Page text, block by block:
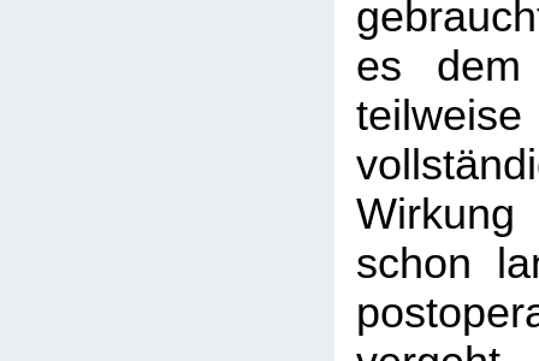
es dem
schon